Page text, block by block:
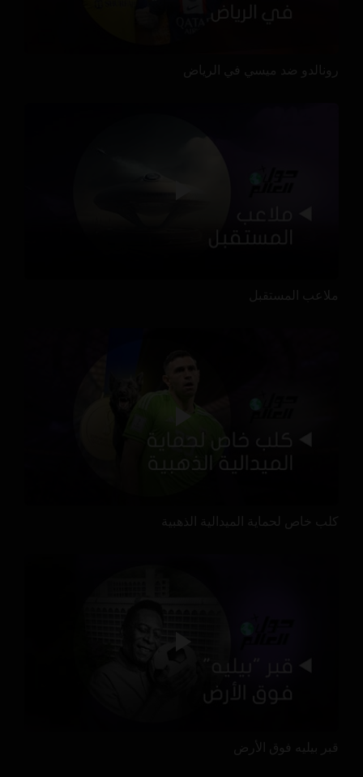
رونالدو ضد ميسي في الرياض
ملاعب المستقبل
كلب خاص لحماية الميدالية الذهبية
قبر بيليه فوق الأرض